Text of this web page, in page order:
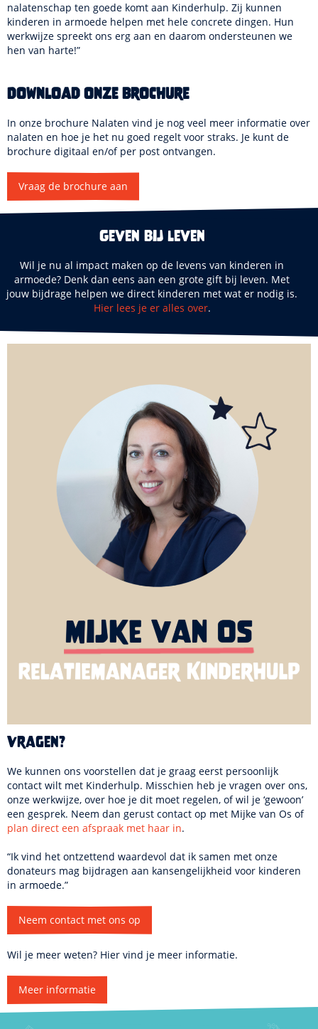
nalatenschap ten goede komt aan Kinderhulp. Zij kunnen
kinderen in armoede helpen met hele concrete dingen. Hun
werkwijze spreekt ons erg aan en daarom ondersteunen we
hen van harte!”
Download onze brochure
In onze brochure Nalaten vind je nog veel meer informatie over
nalaten en hoe je het nu goed regelt voor straks. Je kunt de
brochure digitaal en/of per post ontvangen.
Vraag de brochure aan
Geven bij leven
Wil je nu al impact maken op de levens van kinderen in
armoede? Denk dan eens aan een grote gift bij leven. Met
jouw bijdrage helpen we direct kinderen met wat er nodig is.
Hier lees je er alles over.
Vragen?
We kunnen ons voorstellen dat je graag eerst persoonlijk
contact wilt met Kinderhulp. Misschien heb je vragen over ons,
onze werkwijze, over hoe je dit moet regelen, of wil je ‘gewoon’
een gesprek. Neem dan gerust contact op met Mijke van Os of
plan direct een afspraak met haar in.
“Ik vind het ontzettend waardevol dat ik samen met onze
donateurs mag bijdragen aan kansengelijkheid voor kinderen
in armoede.”
Neem contact met ons op
Wil je meer weten? Hier vind je meer informatie.
Meer informatie